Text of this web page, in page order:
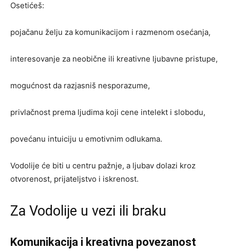
Osetićeš:
pojačanu želju za komunikacijom i razmenom osećanja,
interesovanje za neobične ili kreativne ljubavne pristupe,
mogućnost da razjasniš nesporazume,
privlačnost prema ljudima koji cene intelekt i slobodu,
povećanu intuiciju u emotivnim odlukama.
Vodolije će biti u centru pažnje, a ljubav dolazi kroz
otvorenost, prijateljstvo i iskrenost.
Za Vodolije u vezi ili braku
Komunikacija i kreativna povezanost